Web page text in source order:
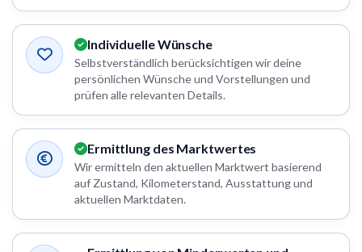
Individuelle Wünsche
Selbstverständlich berücksichtigen wir deine
persönlichen Wünsche und Vorstellungen und
prüfen alle relevanten Details.
Ermittlung des Marktwertes
Wir ermitteln den aktuellen Marktwert basierend
auf Zustand, Kilometerstand, Ausstattung und
aktuellen Marktdaten.